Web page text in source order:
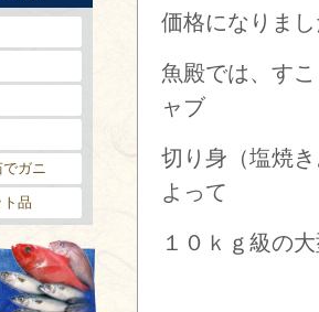
ガニ
品
価格になりま
魚殿では、す
ャブ
切り身（塩焼
よって
１０ｋｇ級の